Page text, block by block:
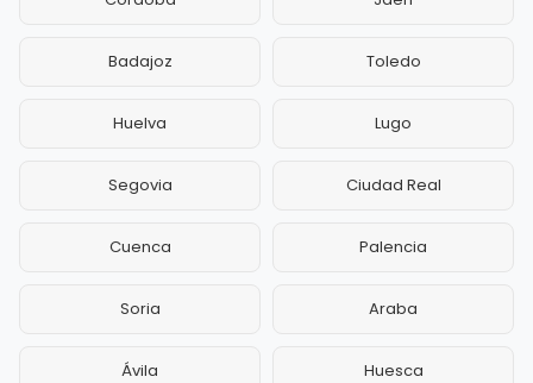
Badajoz Toledo
Huelva Lugo
Segovia Ciudad Real
Cuenca Palencia
Soria Araba
Ávila Huesca